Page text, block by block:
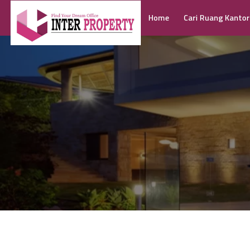
Home Cari Ruang Kantor